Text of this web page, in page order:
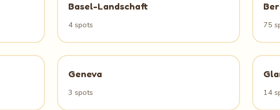
Basel-Landschaft
4 spots 75
Geneva
3 spots 14